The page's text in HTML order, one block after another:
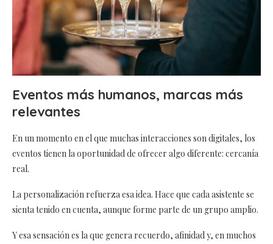
Eventos más humanos, marcas más
relevantes
En un momento en el que muchas interacciones son digitales, los
eventos tienen la oportunidad de ofrecer algo diferente: cercanía
real.
La personalización refuerza esa idea. Hace que cada asistente se
sienta tenido en cuenta, aunque forme parte de un grupo amplio.
Y esa sensación es la que genera recuerdo, afinidad y, en muchos